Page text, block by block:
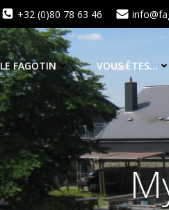
+32 (0)80 78 63 46
LE FAGOTIN VOUS ÊTES…